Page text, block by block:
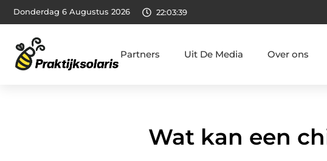
Donderdag 6 Augustus 2026 22:03:41
Partners Uit De Media Over ons
Wat kan een